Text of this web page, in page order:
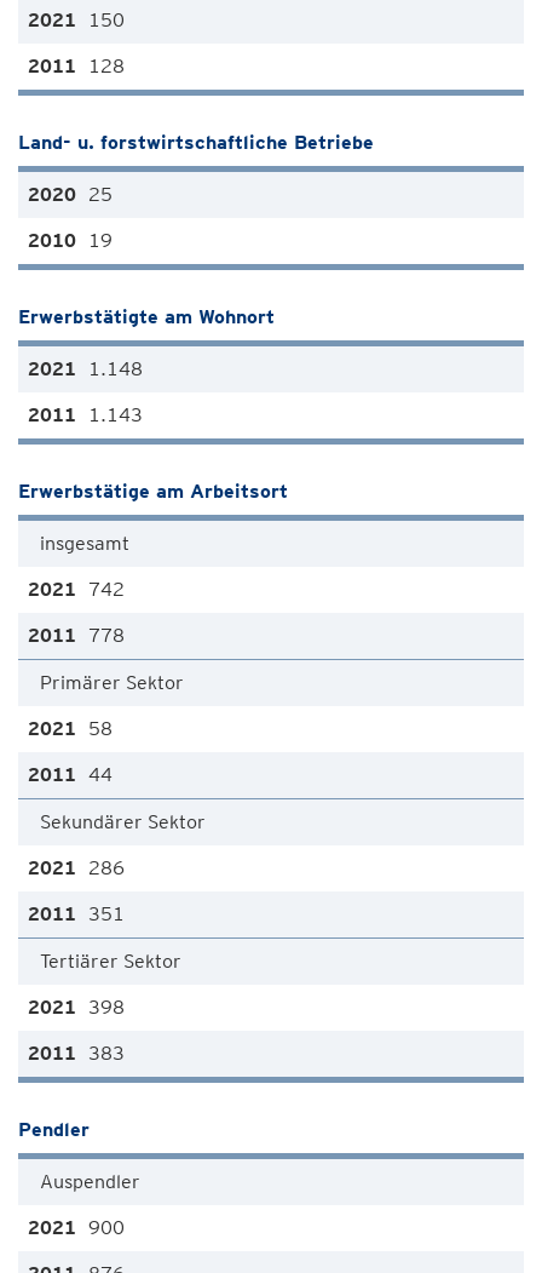
150
128
Land- u. forstwirtschaftliche Betriebe
25
19
Erwerbstätigte am Wohnort
1.148
1.143
Erwerbstätige am Arbeitsort
insgesamt
742
778
Primärer Sektor
58
44
Sekundärer Sektor
286
351
Tertiärer Sektor
398
383
Pendler
Auspendler
900